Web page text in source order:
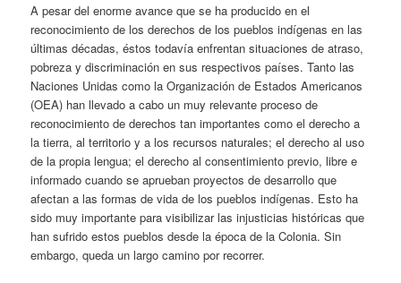
A pesar del enorme avance que se ha producido en el
reconocimiento de los derechos de los pueblos indígenas en las
últimas décadas, éstos todavía enfrentan situaciones de atraso,
pobreza y discriminación en sus respectivos países. Tanto las
Naciones Unidas como la Organización de Estados Americanos
(OEA) han llevado a cabo un muy relevante proceso de
reconocimiento de derechos tan importantes como el derecho a
la tierra, al territorio y a los recursos naturales; el derecho al uso
de la propia lengua; el derecho al consentimiento previo, libre e
informado cuando se aprueban proyectos de desarrollo que
afectan a las formas de vida de los pueblos indígenas. Esto ha
sido muy importante para visibilizar las injusticias históricas que
han sufrido estos pueblos desde la época de la Colonia. Sin
embargo, queda un largo camino por recorrer.